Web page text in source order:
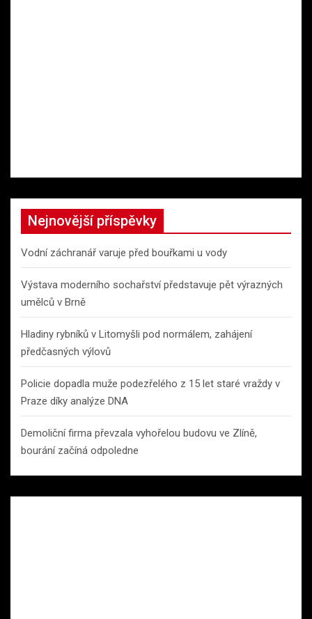
Nejnovější příspěvky
Vodní záchranář varuje před bouřkami u vody
Výstava moderního sochařství představuje pět výrazných
umělců v Brně
Hladiny rybníků v Litomyšli pod normálem, zahájení
předčasných výlovů
Policie dopadla muže podezřelého z 15 let staré vraždy v
Praze díky analýze DNA
Demoliční firma převzala vyhořelou budovu ve Zlíně,
bourání začíná odpoledne